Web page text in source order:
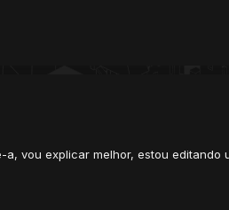
vou explicar melhor, estou editando